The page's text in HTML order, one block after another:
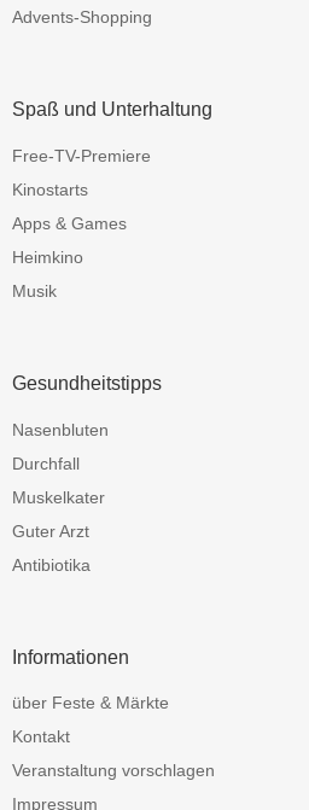
Advents-Shopping
Spaß und Unterhaltung
Free-TV-Premiere
Kinostarts
Apps & Games
Heimkino
Musik
Gesundheitstipps
Nasenbluten
Durchfall
Muskelkater
Guter Arzt
Antibiotika
Informationen
über Feste & Märkte
Kontakt
Veranstaltung vorschlagen
Impressum